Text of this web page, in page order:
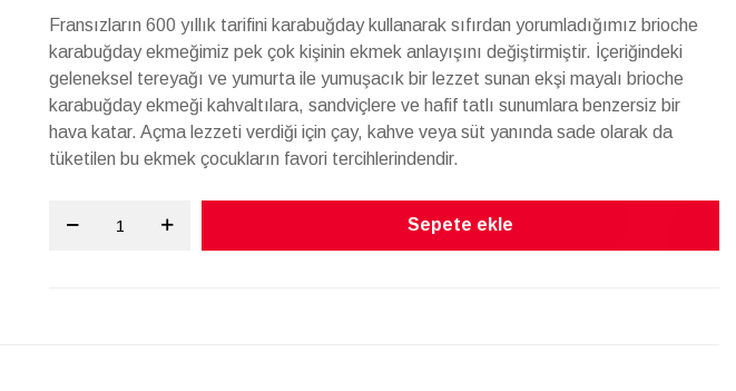
Fransızların 600 yıllık tarifini karabuğday kullanarak sıfırdan yorumladığımız brioche
karabuğday ekmeğimiz pek çok kişinin ekmek anlayışını değiştirmiştir. İçeriğindeki
geleneksel tereyağı ve yumurta ile yumuşacık bir lezzet sunan ekşi mayalı brioche
karabuğday ekmeği kahvaltılara, sandviçlere ve hafif tatlı sunumlara benzersiz bir
hava katar. Açma lezzeti verdiği için çay, kahve veya süt yanında sade olarak da
tüketilen bu ekmek çocukların favori tercihlerindendir.
Sepete ekle